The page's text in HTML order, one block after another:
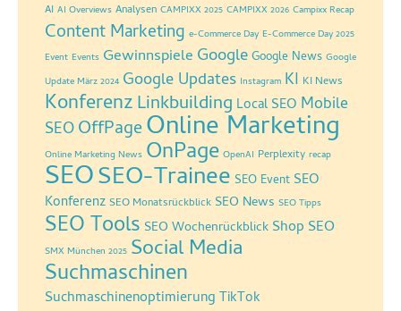
AI AI Overviews Analysen CAMPIXX 2025 CAMPIXX 2026 Campixx Recap
Content Marketing e-Commerce Day E-Commerce Day 2025
Event Events Gewinnspiele GoogleGoogle News Google
Update März 2024 Google Updates Instagram KI KI News
KonferenzLinkbuilding Local SEO Mobile
SEOOffPageOnline Marketing
Online Marketing News OnPage OpenAI Perplexity recap
SEOSEO-Trainee SEO Event SEO
Konferenz SEO Monatsrückblick SEO News SEO Tipps
SEO Tools SEO Wochenrückblick Shop SEO
SMX München 2025 Social Media
Suchmaschinen
Suchmaschinenoptimierung TikTok